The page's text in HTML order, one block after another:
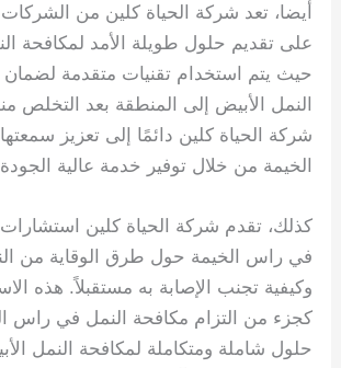
أيضا، تعد شركة الحياة كلين من
على تقديم حلول طويلة الأمد لمكافحة
حيث يتم استخدام تقنيات متقدمة
النمل الأبيض إلى المنطقة بعد التخلص
شركة الحياة كلين دائمًا إلى تعزيز
الخيمة من خلال توفير خدمة عالية
كذلك، تقدم شركة الحياة كلين استشارات
في راس الخيمة حول طرق الوقاية من
وكيفية تجنب الإصابة به مستقبلاً. هذه
كجزء من التزام مكافحة النمل في راس
حلول شاملة ومتكاملة لمكافحة النمل